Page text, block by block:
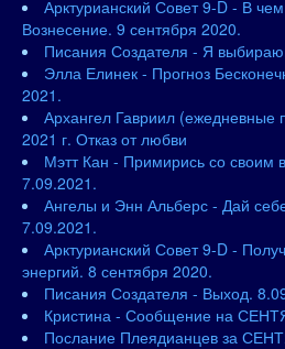
Арктурианский Совет 9-D - В
Вознесение. 9 сентября 2020.
Писания Создателя - Я
Элла Елинек - Прогноз
2021.
Архангел Гавриил (ежедневные
2021 г. Отказ от любви
Мэтт Кан - Примирись со своим
7.09.2021.
Ангелы и Энн Альберс - Дай
7.09.2021.
Арктурианский Совет 9-D -
энергий. 8 сентября 2020.
Писания Создателя - Выход.
Кристина - Сообщение на
Послание Плеядианцев за